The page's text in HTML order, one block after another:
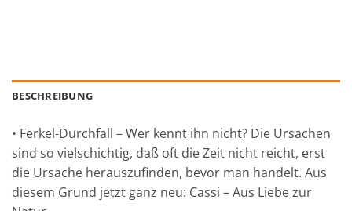
BESCHREIBUNG
• Ferkel-Durchfall – Wer kennt ihn nicht? Die Ursachen
sind so vielschichtig, daß oft die Zeit nicht reicht, erst
die Ursache herauszufinden, bevor man handelt. Aus
diesem Grund jetzt ganz neu: Cassi – Aus Liebe zur